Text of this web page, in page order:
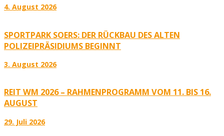
4. August 2026
SPORTPARK SOERS: DER RÜCKBAU DES ALTEN
POLIZEIPRÄSIDIUMS BEGINNT
3. August 2026
REIT WM 2026 – RAHMENPROGRAMM VOM 11. BIS 16.
AUGUST
29. Juli 2026